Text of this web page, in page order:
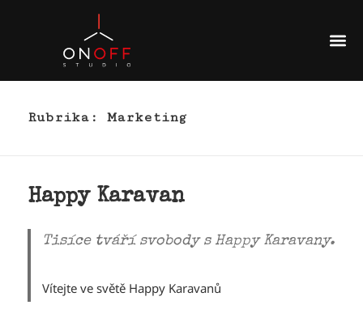
Rubrika:Marketing
Happy Karavan
Tisíce tváří svobody s Happy Karavany.
Vítejte ve světě Happy Karavanů